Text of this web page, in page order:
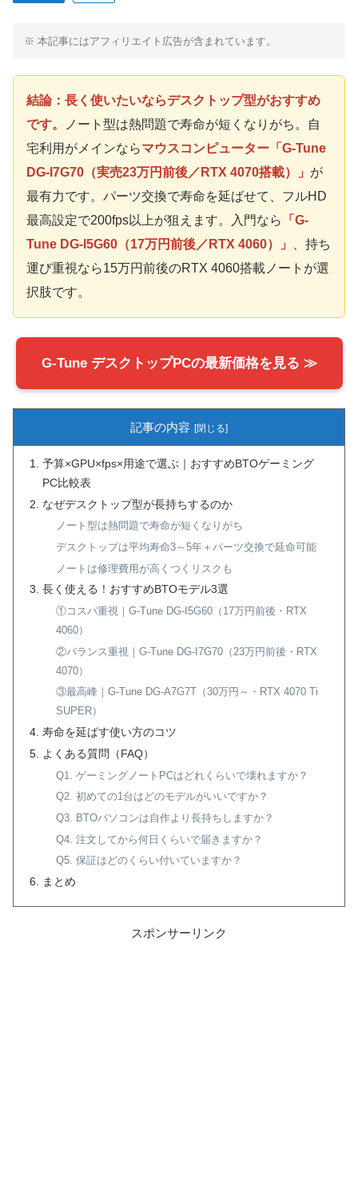
※ 本記事にはアフィリエイト広告が含まれています。
結論：長く使いたいならデスクトップ型がおすすめ
です。
ノート型は熱問題で寿命が短くなりがち。自
宅利用がメインならマウスコンピューター「G-Tune
DG-I7G70（実売23万円前後／RTX 4070搭載）」 が
最有力です。パーツ交換で寿命を延ばせて、フルHD
最高設定で200fps以上が狙えます。入門なら
「G-
Tune DG-I5G60（17万円前後／RTX 4060）」
、持ち
運び重視なら15万円前後のRTX 4060搭載ノートが選
択肢です。
G-Tune デスクトップPCの最新価格を見る ≫
記事の内容
予算×GPU×fps×用途で選ぶ｜おすすめBTOゲーミング
PC比較表
なぜデスクトップ型が長持ちするのか
ノート型は熱問題で寿命が短くなりがち
デスクトップは平均寿命3～5年＋パーツ交換で延命可能
ノートは修理費用が高くつくリスクも
長く使える！おすすめBTOモデル3選
①コスパ重視｜G-Tune DG-I5G60（17万円前後・RTX
4060）
②バランス重視｜G-Tune DG-I7G70（23万円前後・RTX
4070）
③最高峰｜G-Tune DG-A7G7T（30万円～・RTX 4070 Ti
SUPER）
寿命を延ばす使い方のコツ
よくある質問（FAQ）
Q1. ゲーミングノートPCはどれくらいで壊れますか？
Q2. 初めての1台はどのモデルがいいですか？
Q3. BTOパソコンは自作より長持ちしますか？
Q4. 注文してから何日くらいで届きますか？
Q5. 保証はどのくらい付いていますか？
まとめ
スポンサーリンク